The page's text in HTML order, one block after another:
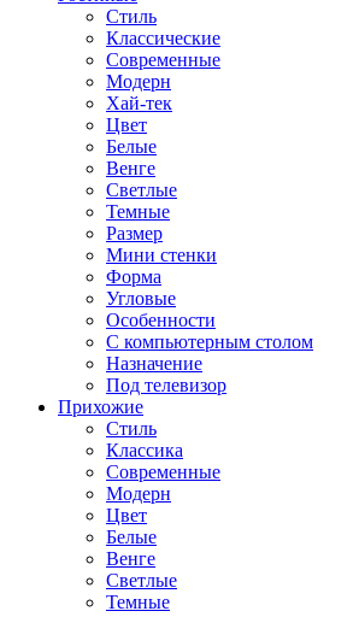
Стиль
Классические
Современные
Модерн
Хай-тек
Цвет
Белые
Венге
Светлые
Темные
Размер
Мини стенки
Форма
Угловые
Особенности
С компьютерным столом
Назначение
Под телевизор
Прихожие
Стиль
Классика
Современные
Модерн
Цвет
Белые
Венге
Светлые
Темные